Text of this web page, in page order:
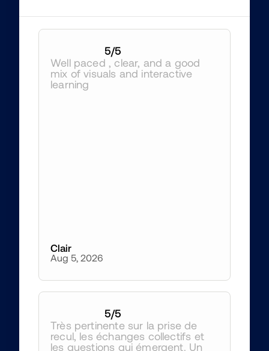
5/5
Well paced , clear, and a good
mix of visuals and interactive
learning
Clair
Aug 5, 2026
5/5
Très pertinente sur la prise de
recul, les échanges collectifs et
les questions qui émergent. Un